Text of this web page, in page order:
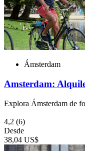
Ámsterdam
Amsterdam:
Explora Ámsterdam de
4,2 (6)
Desde
38,04 US$